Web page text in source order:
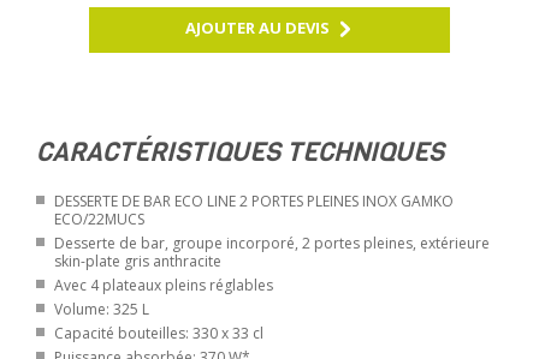
AJOUTER AU DEVIS
CARACTÉRISTIQUES TECHNIQUES
DESSERTE DE BAR ECO LINE 2 PORTES PLEINES INOX GAMKO
ECO/22MUCS
Desserte de bar, groupe incorporé, 2 portes pleines, extérieure
skin-plate gris anthracite
Avec 4 plateaux pleins réglables
Volume: 325 L
Capacité bouteilles: 330 x 33 cl